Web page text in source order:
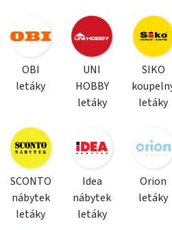
OBI
letáky
UNI
HOBBY
letáky
SIKO
letáky
SCONTO
nábytek
letáky
Idea
nábytek
letáky
Orion
letáky